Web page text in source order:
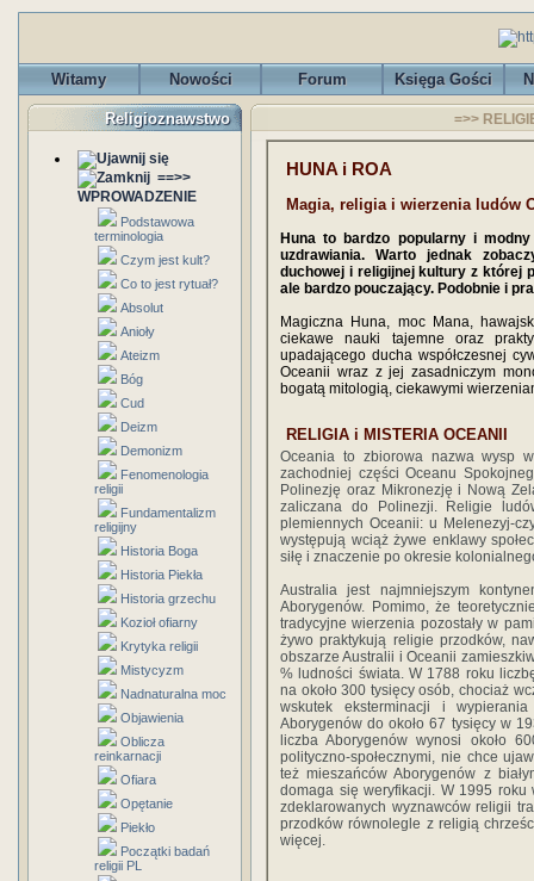
Witamy Nowości Forum Księga Gości
Religioznawstwo
==>>
WPROWADZENIE
Podstawowa
terminologia
Czym jest kult?
Co to jest rytuał?
Absolut
Anioły
Ateizm
Bóg
Cud
Deizm
Demonizm
Fenomenologia
religii
Fundamentalizm
religijny
Historia Boga
Historia Piekła
Historia grzechu
Kozioł ofiarny
Krytyka religii
Mistycyzm
Nadnaturalna moc
Objawienia
Oblicza
reinkarnacji
Ofiara
Opętanie
Piekło
Początki badań
religii PL
=>>
HUNA i ROA
Magia, religia i wierzenia ludów
Huna to bardzo popularny i
uzdrawiania. Warto jednak
duchowej i religijnej kultury z której
ale bardzo pouczający. Podobnie i
Magiczna Huna, moc Mana,
ciekawe nauki tajemne oraz
upadającego ducha współczesnej
Oceanii wraz z jej zasadniczym
bogatą mitologią, ciekawymi
RELIGIA i MISTERIA OCEANII
Oceania to zbiorowa nazwa wysp
zachodniej części Oceanu
Polinezję oraz Mikronezję i Nową
zaliczana do Polinezji. Religie
plemiennych Oceanii: u Melenezyj-
występują wciąż żywe enklawy
siłę i znaczenie po okresie
Australia jest najmniejszym
Aborygenów. Pomimo, że
tradycyjne wierzenia pozostały w
żywo praktykują religie przodków,
obszarze Australii i Oceanii
% ludności świata. W 1788 roku
na około 300 tysięcy osób, chociaż
wskutek eksterminacji i
Aborygenów do około 67 tysięcy w
liczba Aborygenów wynosi około
polityczno-społecznymi, nie chce
też mieszańców Aborygenów z
domaga się weryfikacji. W 1995 roku
zdeklarowanych wyznawców religii
przodków równolegle z religią
więcej.